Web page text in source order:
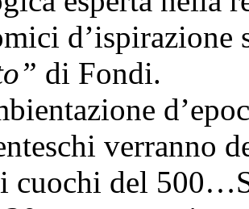
di Fondi.
verranno
cuochi del